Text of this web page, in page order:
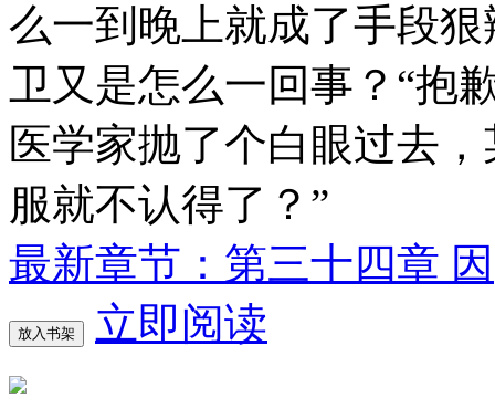
么一到晚上就成了手段
卫又是怎么一回事？“抱
医学家抛了个白眼过去
服就不认得了？”
最新章节：第三十四章 因
放入书架 立即阅读